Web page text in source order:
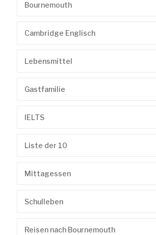
Bournemouth
Cambridge Englisch
Lebensmittel
Gastfamilie
IELTS
Liste der 10
Mittagessen
Schulleben
Reisen nach Bournemouth